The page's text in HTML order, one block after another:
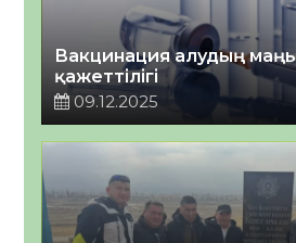
Вакцинация алудың
қажеттілігі￼
09.12.2025